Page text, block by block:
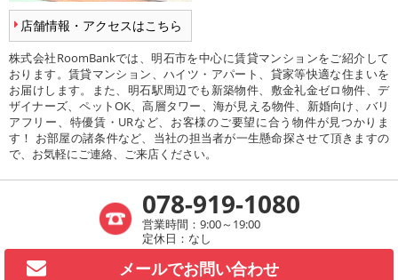
店舗情報・アクセスはこちら
株式会社RoomBankでは、明石市を中心に賃貸マンションをご紹介して
おります。賃貸マンション、ハイツ・アパート、貸家等快適な住まいを
お届けします。また、明石駅周辺でも新築物件、敷金礼金ゼロ物件、デ
ザイナーズ、ペットOK、高層タワー、海が見える物件、新婚向け、バリ
アフリー、特優賃・URなど、お客様のご要望に合う物件が見つかりま
す！ お部屋の諸条件など、当社の担当者が一生懸命探させて頂きますの
で、お気軽にご連絡、ご来店ください。
078-919-1080
営業時間：9:00～19:00
定休日：なし
メールでお問い合わせ